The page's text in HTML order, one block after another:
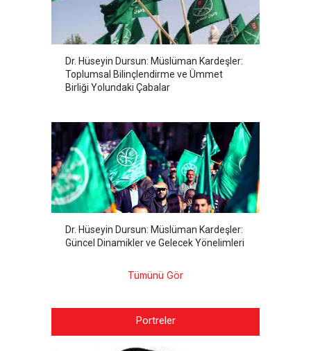
Dr. Hüseyin Dursun: Müslüman Kardeşler:
Toplumsal Bilinçlendirme ve Ümmet
Birliği Yolundaki Çabalar
Dr. Hüseyin Dursun: Müslüman Kardeşler:
Güncel Dinamikler ve Gelecek Yönelimleri
Tümünü Gör
Portreler